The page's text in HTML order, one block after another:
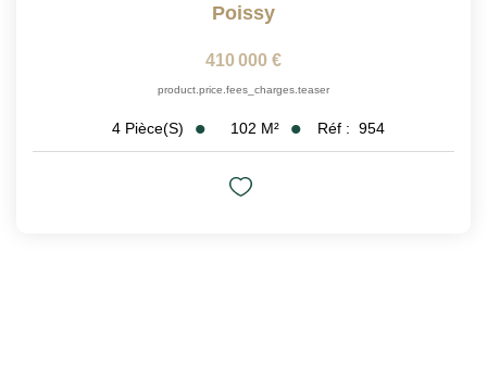
Poissy
410 000 €
product.price.fees_charges.teaser
4 Pièce(s) 102 M² Réf : 954